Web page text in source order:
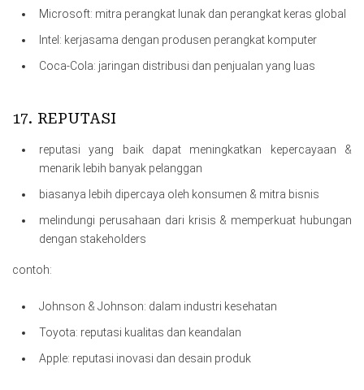
Microsoft: mitra perangkat lunak dan perangkat keras global
Intel: kerjasama dengan produsen perangkat komputer
Coca-Cola: jaringan distribusi dan penjualan yang luas
17. REPUTASI
reputasi yang baik dapat meningkatkan kepercayaan &
menarik lebih banyak pelanggan
biasanya lebih dipercaya oleh konsumen & mitra bisnis
melindungi perusahaan dari krisis & memperkuat hubungan
dengan stakeholders
contoh:
Johnson & Johnson: dalam industri kesehatan
Toyota: reputasi kualitas dan keandalan
Apple: reputasi inovasi dan desain produk